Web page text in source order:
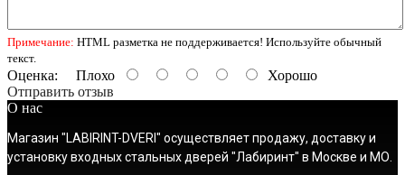
Примечание: HTML разметка не поддерживается! Используйте обычный
текст.
Оценка: Плохо
Хорошо
Отправить отзыв
О нас
Магазин "LABIRINT-DVERI" осуществляет продажу, доставку и
установку входных стальных дверей "Лабиринт" в Москве и МО.